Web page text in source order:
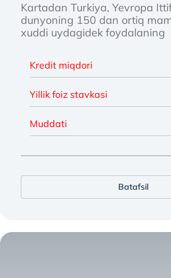
Kartadan Turkiya, Yevropa
dunyoning 150 dan ortiq
xuddi uydagidek foydalaning
Kredit miqdori
Yillik foiz stavkasi
Muddati
Batafsil